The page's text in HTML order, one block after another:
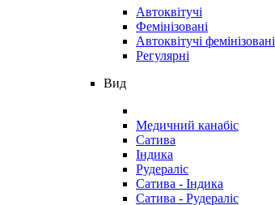
Автоквітучі
Фемінізовані
Автоквітучі фемінізовані
Регулярні
Вид
Медичний канабіс
Сатива
Індика
Рудераліс
Сатива - Індика
Сатива - Рудераліс